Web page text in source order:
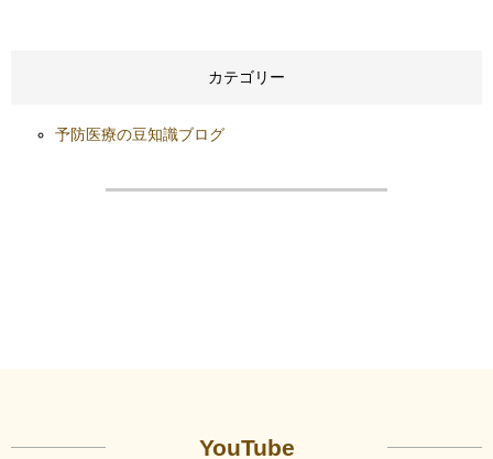
カテゴリー
予防医療の豆知識ブログ
YouTube